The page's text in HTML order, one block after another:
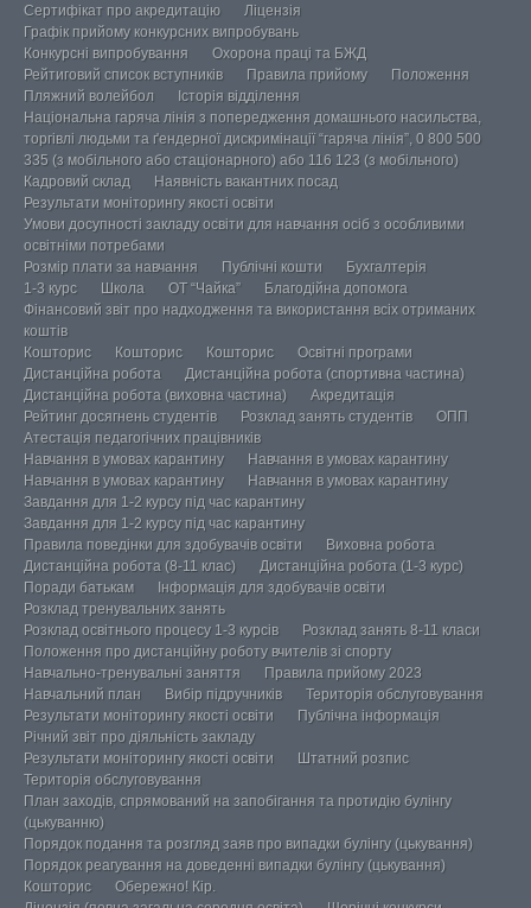
Сертифікат про акредитацію
Ліцензія
Графік прийому конкурсних випробувань
Конкурсні випробування
Охорона праці та БЖД
Рейтиговий список вступників
Правила прийому
Положення
Пляжний волейбол
Історія відділення
Національна гаряча лінія з попередження домашнього насильства,
торгівлі людьми та ґендерної дискримінації “гаряча лінія”, 0 800 500
335 (з мобільного або стаціонарного) або 116 123 (з мобільного)
Кадровий склад
Наявність вакантних посад
Результати моніторингу якості освіти
Умови досупності закладу освіти для навчання осіб з особливими
освітніми потребами
Розмір плати за навчання
Публічні кошти
Бухгалтерія
1-3 курс
Школа ОТ “Чайка”
Благодійна допомога
Фінансовий звіт про надходження та використання всіх отриманих
коштів
Кошторис
Кошторис Кошторис
Освітні програми
Дистанційна робота
Дистанційна робота (спортивна частина)
Дистанційна робота (виховна частина)
Акредитація
Рейтинг досягнень студентів
Розклад занять студентів
ОПП
Атестація педагогічних працівників
Навчання в умовах карантину
Навчання в умовах карантину
Навчання в умовах карантину
Навчання в умовах карантину
Завдання для 1-2 курсу під час карантину
Завдання для 1-2 курсу під час карантину
Правила поведінки для здобувачів освіти
Виховна робота
Дистанційна робота (8-11 клас)
Дистанційна робота (1-3 курс)
Поради батькам
Інформація для здобувачів освіти
Розклад тренувальних занять
Розклад освітнього процесу 1-3 курсів
Розклад занять 8-11 класи
Положення про дистанційну роботу вчителів зі спорту
Навчально-тренувальні заняття
Правила прийому 2023
Навчальний план
Вибір підручників
Територія обслуговування
Результати моніторингу якості освіти
Публічна інформація
Річний звіт про діяльність закладу
Результати моніторингу якості освіти
Штатний розпис
Територія обслуговування
План заходів, спрямований на запобігання та протидію булінгу
(цькуванню)
Порядок подання та розгляд заяв про випадки булінгу (цькування)
Порядок реагування на доведенні випадки булінгу (цькування)
Кошторис
Обережно! Кір.